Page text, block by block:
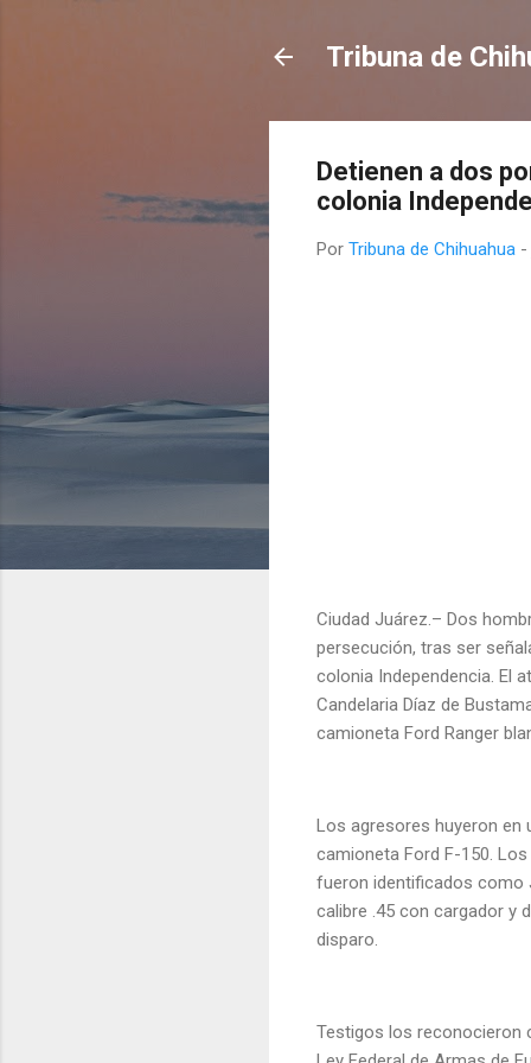
Tribuna de
Detienen a dos
colonia
Por Tribuna de Chihuahua -
Ciudad Juárez.– Dos
persecución, tras ser
colonia Independencia. El
Candelaria Díaz de
camioneta Ford Ranger
Los agresores huyeron en
camioneta Ford F-150.
fueron identificados como
calibre .45 con cargador y
disparo.
Testigos los reconocieron